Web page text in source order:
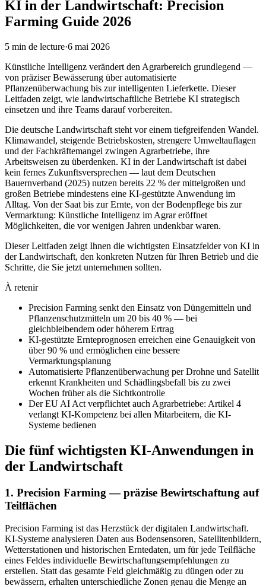
KI in der Landwirtschaft: Precision
Farming Guide 2026
5 min de lecture·6 mai 2026
Künstliche Intelligenz verändert den Agrarbereich grundlegend —
von präziser Bewässerung über automatisierte
Pflanzenüberwachung bis zur intelligenten Lieferkette. Dieser
Leitfaden zeigt, wie landwirtschaftliche Betriebe KI strategisch
einsetzen und ihre Teams darauf vorbereiten.
Die deutsche Landwirtschaft steht vor einem tiefgreifenden Wandel.
Klimawandel, steigende Betriebskosten, strengere Umweltauflagen
und der Fachkräftemangel zwingen Agrarbetriebe, ihre
Arbeitsweisen zu überdenken. KI in der Landwirtschaft ist dabei
kein fernes Zukunftsversprechen — laut dem Deutschen
Bauernverband (2025) nutzen bereits 22 % der mittelgroßen und
großen Betriebe mindestens eine KI-gestützte Anwendung im
Alltag. Von der Saat bis zur Ernte, von der Bodenpflege bis zur
Vermarktung: Künstliche Intelligenz im Agrar eröffnet
Möglichkeiten, die vor wenigen Jahren undenkbar waren.
Dieser Leitfaden zeigt Ihnen die wichtigsten Einsatzfelder von KI in
der Landwirtschaft, den konkreten Nutzen für Ihren Betrieb und die
Schritte, die Sie jetzt unternehmen sollten.
À retenir
Precision Farming senkt den Einsatz von Düngemitteln und
Pflanzenschutzmitteln um 20 bis 40 % — bei
gleichbleibendem oder höherem Ertrag
KI-gestützte Ernteprognosen erreichen eine Genauigkeit von
über 90 % und ermöglichen eine bessere
Vermarktungsplanung
Automatisierte Pflanzenüberwachung per Drohne und Satellit
erkennt Krankheiten und Schädlingsbefall bis zu zwei
Wochen früher als die Sichtkontrolle
Der EU AI Act verpflichtet auch Agrarbetriebe: Artikel 4
verlangt KI-Kompetenz bei allen Mitarbeitern, die KI-
Systeme bedienen
Die fünf wichtigsten KI-Anwendungen in
der Landwirtschaft
1. Precision Farming — präzise Bewirtschaftung auf
Teilflächen
Precision Farming ist das Herzstück der digitalen Landwirtschaft.
KI-Systeme analysieren Daten aus Bodensensoren, Satellitenbildern,
Wetterstationen und historischen Erntedaten, um für jede Teilfläche
eines Feldes individuelle Bewirtschaftungsempfehlungen zu
erstellen. Statt das gesamte Feld gleichmäßig zu düngen oder zu
bewässern, erhalten unterschiedliche Zonen genau die Menge an